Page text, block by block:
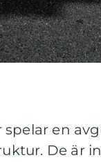
en
De är